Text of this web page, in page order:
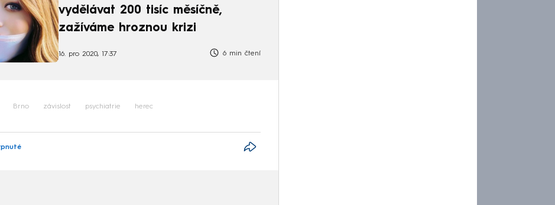
vydělávat 200 tisíc měsíčně,
zažíváme hroznou krizi
16. pro 2020, 17:37 6 min čtení
Brno závislost psychiatrie herec